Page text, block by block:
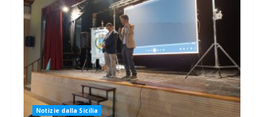
Notizie dalla Sicilia